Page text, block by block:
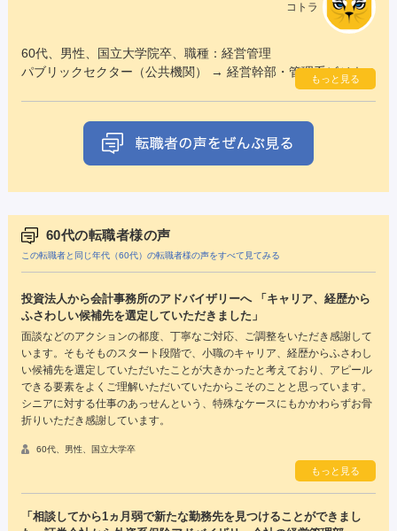
コトラ
60代、男性、国立大学院卒、職種：経営管理
パブリックセクター（公共機関） → 経営幹部・管理系ビジネス
もっと見る
60代の転職者様の声
この転職者と同じ年代（60代）の転職者様の声をすべて見てみる
投資法人から会計事務所のアドバイザリーへ 「キャリア、経歴から
ふさわしい候補先を選定していただきました」
面談などのアクションの都度、丁寧なご対応、ご調整をいただき感謝して
います。そもそものスタート段階で、小職のキャリア、経歴からふさわし
い候補先を選定していただいたことが大きかったと考えており、アピール
できる要素をよくご理解いただいていたからこそのことと思っています。
シニアに対する仕事のあっせんという、特殊なケースにもかかわらずお骨
折りいただき感謝しています。
60代、男性、国立大学卒
もっと見る
「相談してから1ヵ月弱で新たな勤務先を見つけることができまし